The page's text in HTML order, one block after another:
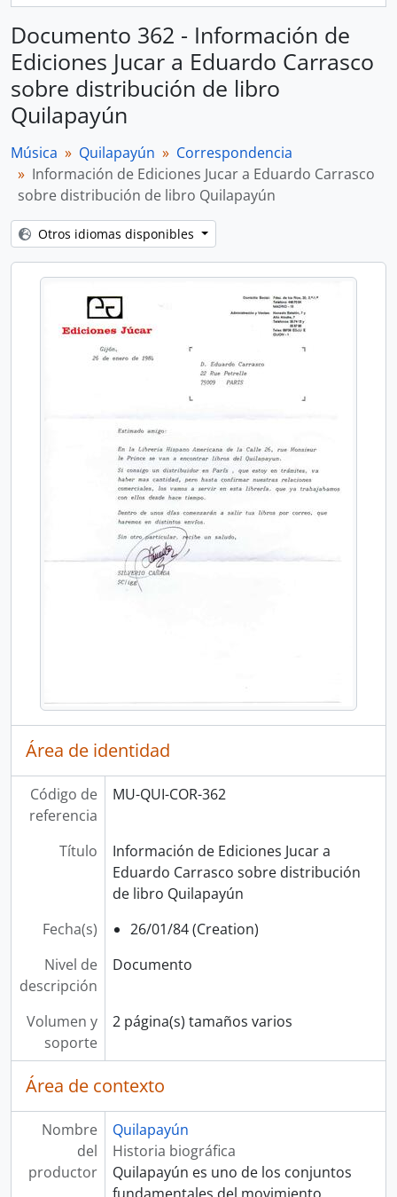
Documento 362 - Información de
Ediciones Jucar a Eduardo Carrasco
sobre distribución de libro
Quilapayún
Música Quilapayún
Correspondencia
Información de Ediciones Jucar a Eduardo Carrasco
sobre distribución de libro Quilapayún
Otros idiomas disponibles
Área de identidad
Código de
referencia
MU-QUI-COR-362
Título
Información de Ediciones Jucar a
Eduardo Carrasco sobre distribución
de libro Quilapayún
Fecha(s)
26/01/84 (Creation)
Nivel de
descripción
Documento
Volumen y
soporte
2 página(s) tamaños varios
Área de contexto
Nombre
del
productor
Quilapayún
Historia biográfica
Quilapayún es uno de los conjuntos